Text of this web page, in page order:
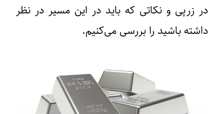
در زرپی و نکاتی که باید در این مسیر در نظر
داشته باشید را بررسی می‌کنیم.